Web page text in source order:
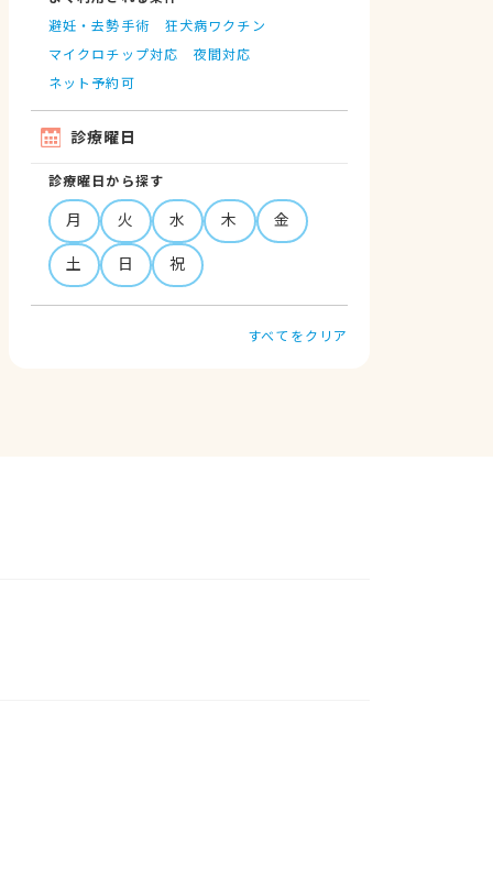
避妊・去勢手術
狂犬病ワクチン
マイクロチップ対応
夜間対応
ネット予約可
診療曜日
診療曜日から探す
月 火 水 木
金
土
日 祝
すべてをクリア